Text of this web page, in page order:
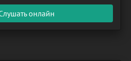
была не в силах терпеть
онлайн